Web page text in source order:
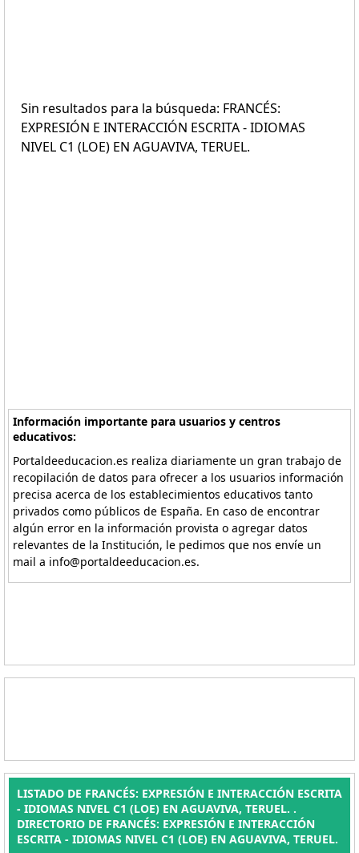
Sin resultados para la búsqueda: FRANCÉS:
EXPRESIÓN E INTERACCIÓN ESCRITA - IDIOMAS
NIVEL C1 (LOE) EN AGUAVIVA, TERUEL.
Información importante para usuarios y centros
educativos:
Portaldeeducacion.es realiza diariamente un gran trabajo de
recopilación de datos para ofrecer a los usuarios información
precisa acerca de los establecimientos educativos tanto
privados como públicos de España. En caso de encontrar
algún error en la información provista o agregar datos
relevantes de la Institución, le pedimos que nos envíe un
mail a info@portaldeeducacion.es.
LISTADO DE FRANCÉS: EXPRESIÓN E INTERACCIÓN ESCRITA
- IDIOMAS NIVEL C1 (LOE) EN AGUAVIVA, TERUEL. .
DIRECTORIO DE FRANCÉS: EXPRESIÓN E INTERACCIÓN
ESCRITA - IDIOMAS NIVEL C1 (LOE) EN AGUAVIVA, TERUEL.